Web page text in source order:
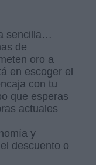
sencilla…
de
oro a
en escoger el
con tu
que esperas
actuales
y
descuento o